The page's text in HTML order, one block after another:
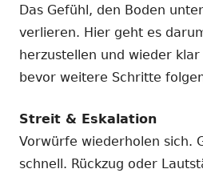
Das Gefühl, den Boden
verlieren. Hier geht es
herzustellen und wieder klar
bevor weitere Schritte
Streit & Eskalation
Vorwürfe wiederholen sich.
schnell. Rückzug oder